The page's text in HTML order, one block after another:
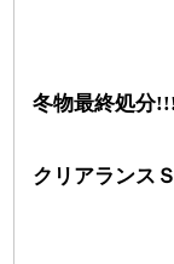
冬物最終処分
クリアランス